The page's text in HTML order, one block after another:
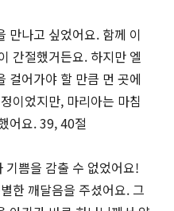
만나고 싶었어요. 함께 이
간절했거든요. 하지만 엘
걸어가야 할 만큼 먼 곳에
이었지만, 마리아는 마침
어요. 39, 40절
기쁨을 감출 수 없었어요!
한 깨달음을 주셨어요. 그